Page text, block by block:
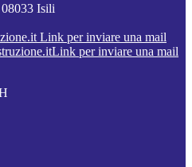
Isili
Link per inviare una mail
Link per inviare una mail